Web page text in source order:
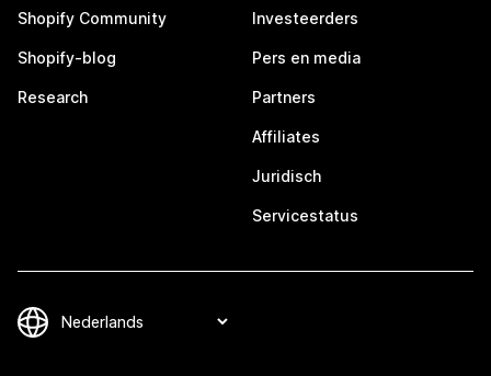
Shopify Community
Shopify-blog
Research
Investeerders
Pers en media
Partners
Affiliates
Juridisch
Servicestatus